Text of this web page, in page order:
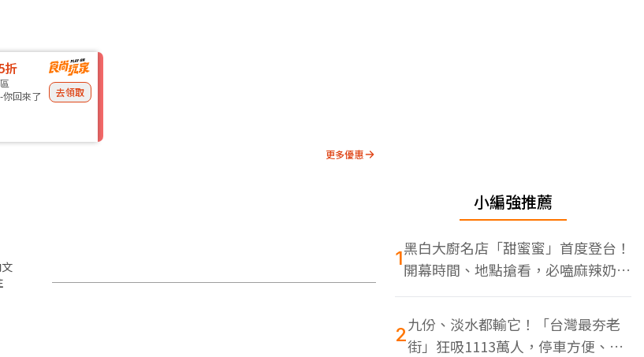
折
你回來了
去領取
更多優惠
小編強推薦
1黑白大廚名店「甜蜜蜜」首度登台！
開幕時間、地點搶看，必嗑麻辣奶油
蝦
2九份、淡水都輸它！「台灣最夯老
街」狂吸1113萬人，停車方便、特